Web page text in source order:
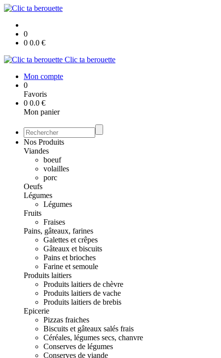
0
0 0.0 €
Clic ta berouette
Mon compte
0
Favoris
0 0.0 €
Mon panier
Nos Produits
Viandes
boeuf
volailles
porc
Oeufs
Légumes
Légumes
Fruits
Fraises
Pains, gâteaux, farines
Galettes et crêpes
Gâteaux et biscuits
Pains et brioches
Farine et semoule
Produits laitiers
Produits laitiers de chèvre
Produits laitiers de vache
Produits laitiers de brebis
Epicerie
Pizzas fraiches
Biscuits et gâteaux salés frais
Céréales, légumes secs, chanvre
Conserves de légumes
Conserves de viande